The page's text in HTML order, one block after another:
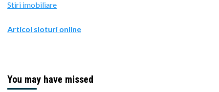
Stiri imobiliare
Articol sloturi online
You may have missed